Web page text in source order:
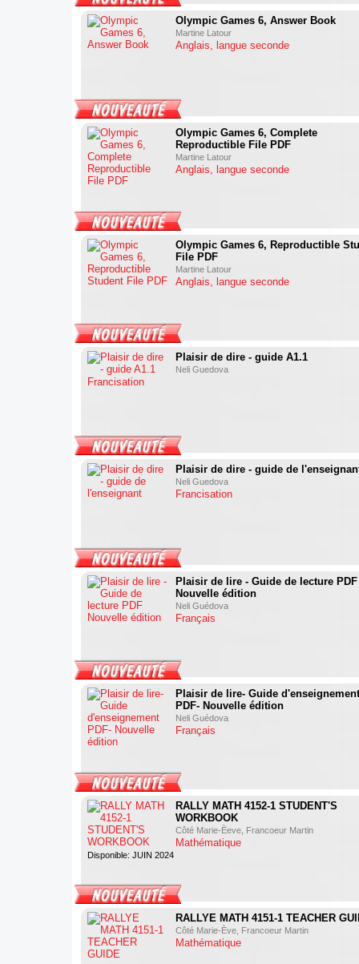
Olympic Games 6, Answer Book
Martine Latour
Anglais, langue seconde
Olympic Games 6, Complete
Reproductible File PDF
Martine Latour
Anglais, langue seconde
Olympic Games 6, Reproductible
File PDF
Martine Latour
Anglais, langue seconde
Plaisir de dire - guide A1.1
Neli Guedova
Francisation
Plaisir de dire - guide de
Neli Guedova
Francisation
Plaisir de lire - Guide de lecture PDF
Nouvelle édition
Neli Guédova
Français
Plaisir de lire- Guide d'enseignement
PDF- Nouvelle édition
Neli Guédova
Français
RALLY MATH 4152-1 STUDENT'S
WORKBOOK
Côté Marie-Èeve, Francoeur Martin
Mathématique
Disponible: JUIN 2024
RALLYE MATH 4151-1 TEACHER
Côté Marie-Ève, Francoeur Martin
Mathématique